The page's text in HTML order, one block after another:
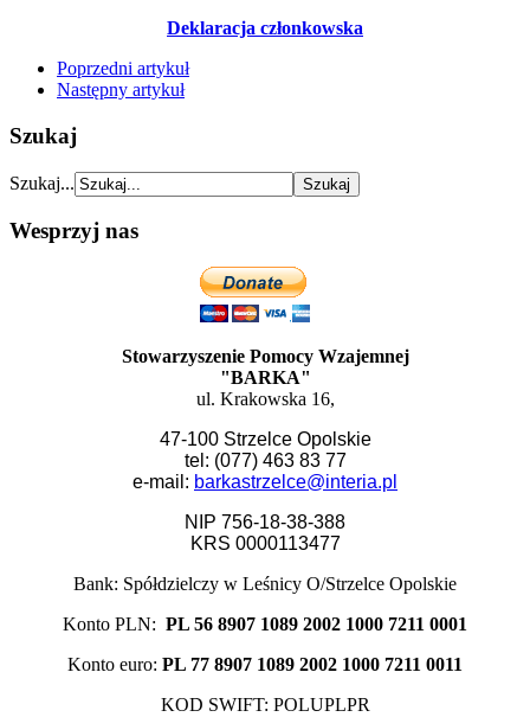
Deklaracja członkowska
Poprzedni artykuł
Następny artykuł
Szukaj
Szukaj...
Wesprzyj nas
Stowarzyszenie Pomocy Wzajemnej
"BARKA"
ul. Krakowska 16,
47-100 Strzelce Opolskie
tel: (077) 463 83 77
e-mail: barkastrzelce@interia.pl
NIP 756-18-38-388
KRS 0000113477
Bank: Spółdzielczy w Leśnicy O/Strzelce Opolskie
Konto PLN: PL 56 8907 1089 2002 1000 7211 0001
Konto euro: PL 77 8907 1089 2002 1000 7211 0011
KOD SWIFT: POLUPLPR